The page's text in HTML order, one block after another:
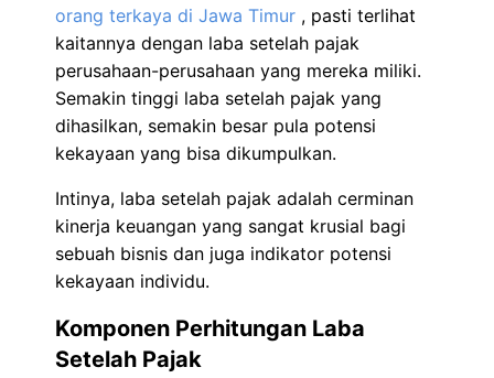
orang terkaya di Jawa Timur , pasti terlihat
kaitannya dengan laba setelah pajak
perusahaan-perusahaan yang mereka miliki.
Semakin tinggi laba setelah pajak yang
dihasilkan, semakin besar pula potensi
kekayaan yang bisa dikumpulkan.
Intinya, laba setelah pajak adalah cerminan
kinerja keuangan yang sangat krusial bagi
sebuah bisnis dan juga indikator potensi
kekayaan individu.
Komponen Perhitungan Laba
Setelah Pajak